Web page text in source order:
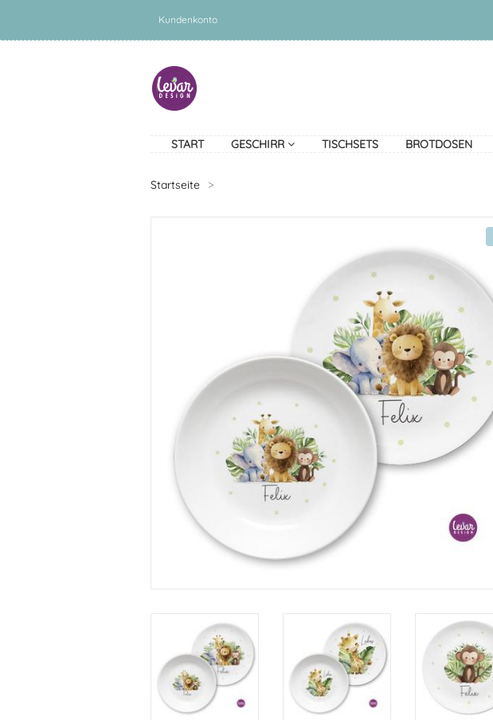
Kundenkonto
START GESCHIRR TISCHSETS BROTDOSEN
Startseite >